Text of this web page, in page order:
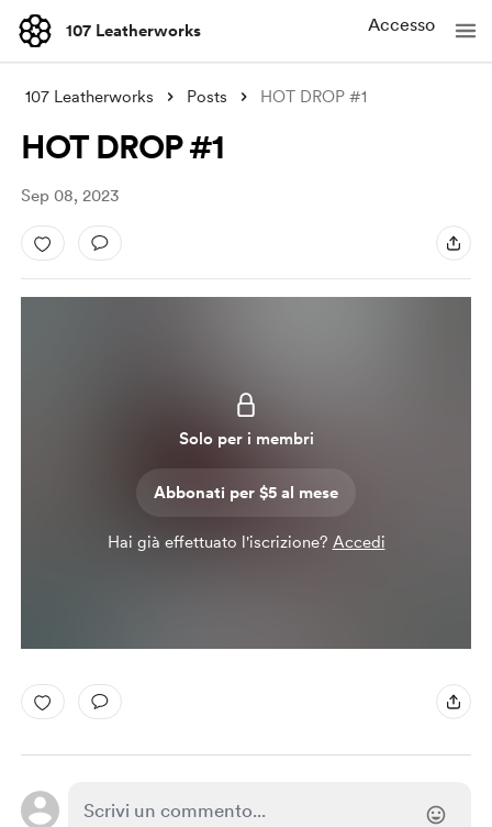
107 Leatherworks Accesso
107 Leatherworks Posts HOT DROP #1
HOT DROP #1
Sep 08, 2023
Solo per i membri
Abbonati per $5 al mese
Hai già effettuato l'iscrizione? Accedi